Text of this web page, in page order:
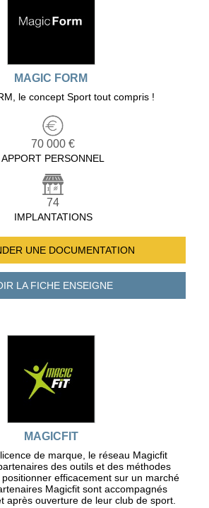
MAGIC FORM
le concept Sport tout compris !
70 000 €
APPORT PERSONNEL
74
IMPLANTATIONS
UNE DOCUMENTATION
LA FICHEENSEIGNE
MAGICFIT
de marque, le réseau Magicfit
des outils et des méthodes
efficacement sur un marché
Magicfit sont accompagnés
après ouverture de leur club de sport.